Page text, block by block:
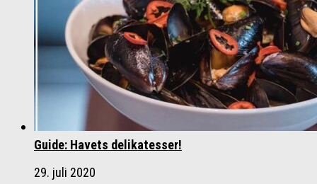
Guide: Havets delikatesser!
29. juli 2020